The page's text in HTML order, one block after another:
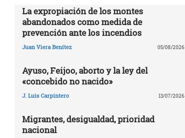
La expropiación de los montes
abandonados como medida de
prevención ante los incendios
Juan Viera Benítez 05/08/2026
Ayuso, Feijoo, aborto y la ley del
«concebido no nacido»
J. Luis Carpintero 13/07/2026
Migrantes, desigualdad, prioridad
nacional